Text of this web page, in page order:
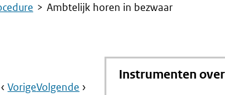
Ambtelijk horen in bezwaar
Book
Ga
VorigePagina:
Ga
Volgende Pagina:
Instrumenten